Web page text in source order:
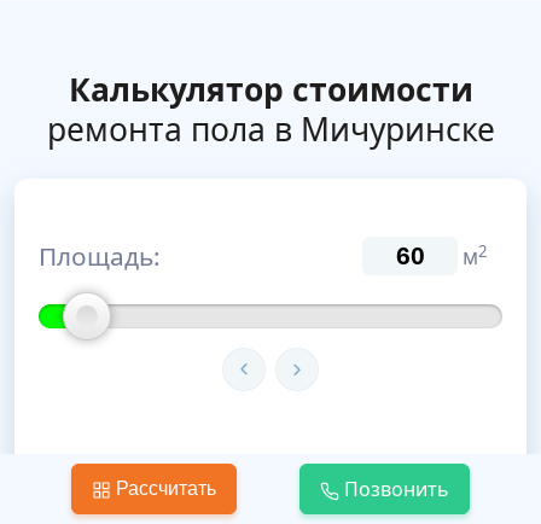
Калькулятор стоимости
ремонта пола в Мичуринске
Площадь: м2
Тип стяжки:
Мокрая
Рассчитать Позвонить